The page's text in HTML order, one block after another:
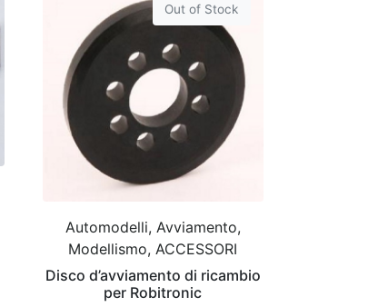
Out of Stock
Automodelli, Avviamento,
Modellismo, ACCESSORI
Disco d’avviamento di ricambio
per Robitronic